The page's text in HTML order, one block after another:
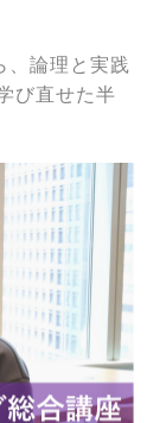
、論理と実践
び直せた半